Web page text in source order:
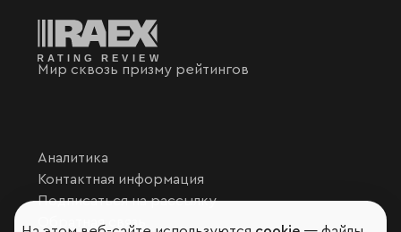
Мир сквозь призму рейтингов
Аналитика
Контактная информация
Подписаться на рассылку
Обратная связь